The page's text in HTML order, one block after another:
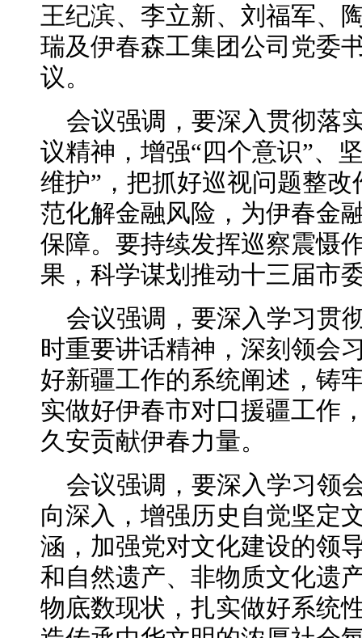
王纪滨、李立新、刘福军、
瑞及伊春森工集团公司党委
议。
会议强调，要深入贯彻落
议精神，增强“四个意识”、
维护”，把抓好巡视问题整
范化解金融风险，为伊春金
保障。要持续发挥巡察震慑
果，科学谋划推动十三届市
会议强调，要深入学习贯
时重要讲话精神，深刻领会
好新疆工作的系统阐述，铸
实做好伊春市对口援疆工作
久安贡献伊春力量。
会议强调，要深入学习领
向深入，增强历史自觉坚定
涵，加强党对文化建设的领
和自然遗产、非物质文化遗
物底数现状，扎实做好系统